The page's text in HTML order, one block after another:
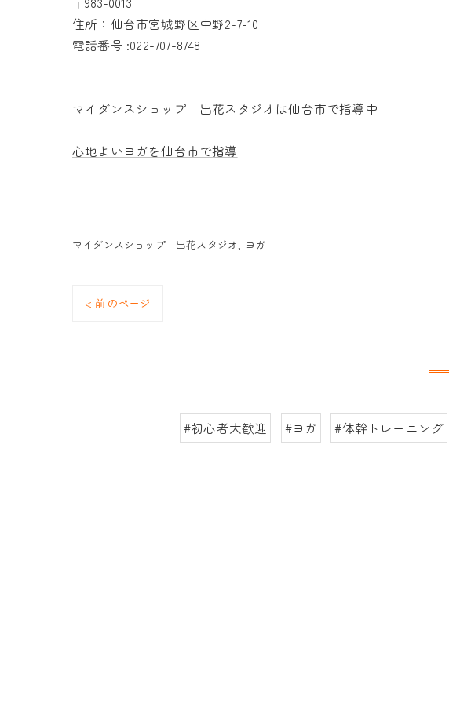
住所：仙台市宮城野区中野2-7-10
電話番号 :022-707-8748
マイダンスショップ 出花スタジオは仙台市で指導中
心地よいヨガを仙台市で指導
マイダンスショップ 出花スタジオ ヨガ
< 前のページ
#初心者大歓迎 #ヨガ #体幹トレーニング